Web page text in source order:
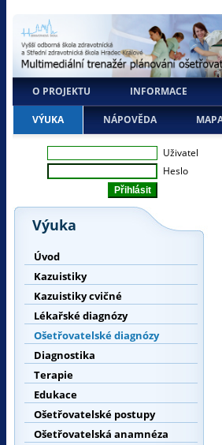
O PROJEKTU INFORMACE
VÝUKA NÁPOVĚDA
Uživatel
Heslo
Výuka
Úvod
Kazuistiky
Kazuistiky cvičné
Lékařské diagnózy
Ošetřovatelské diagnózy
Diagnostika
Terapie
Edukace
Ošetřovatelské postupy
Ošetřovatelská anamnéza